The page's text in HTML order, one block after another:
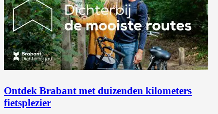
Ontdek Brabant met duizenden kilometers
fietsplezier